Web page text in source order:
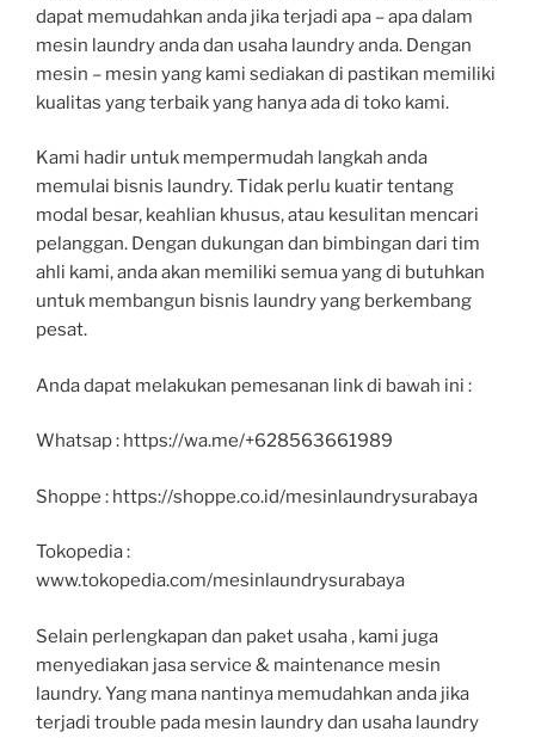
dapat memudahkan anda jika terjadi apa – apa dalam
mesin laundry anda dan usaha laundry anda. Dengan
mesin – mesin yang kami sediakan di pastikan memiliki
kualitas yang terbaik yang hanya ada di toko kami.
Kami hadir untuk mempermudah langkah anda
memulai bisnis laundry. Tidak perlu kuatir tentang
modal besar, keahlian khusus, atau kesulitan mencari
pelanggan. Dengan dukungan dan bimbingan dari tim
ahli kami, anda akan memiliki semua yang di butuhkan
untuk membangun bisnis laundry yang berkembang
pesat.
Anda dapat melakukan pemesanan link di bawah ini :
Whatsap : https://wa.me/+628563661989
Shoppe : https://shoppe.co.id/mesinlaundrysurabaya
Tokopedia :
www.tokopedia.com/mesinlaundrysurabaya
Selain perlengkapan dan paket usaha , kami juga
menyediakan jasa service & maintenance mesin
laundry. Yang mana nantinya memudahkan anda jika
terjadi trouble pada mesin laundry dan usaha laundry